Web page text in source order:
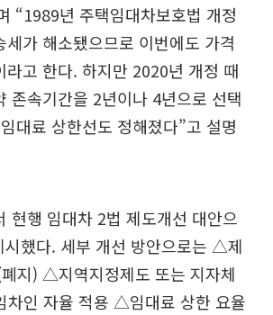
“1989년 주택임대차보호법 개정
세가 해소됐으므로 이번에도 가격
라고 한다. 하지만 2020년 개정 때
존속기간을 2년이나 4년으로 선택
대료 상한선도 정해졌다”고 설명
현행 임대차 2법 제도개선 대안으
시했다. 세부 개선 방안으로는 △제
지) △지역지정제도 또는 지자체
차인 자율 적용 △임대료 상한 요율